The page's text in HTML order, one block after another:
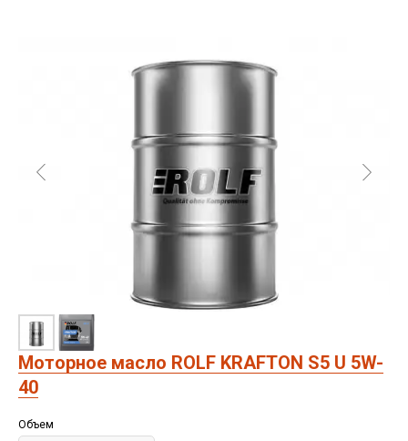
Моторное масло ROLF KRAFTON S5 U 5W-
40
Объем